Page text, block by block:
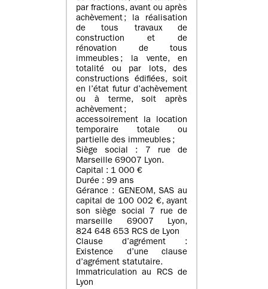
par fractions, avant ou après
achèvement ; la réalisation
de tous travaux de
construction et de
rénovation de tous
immeubles ; la vente, en
totalité ou par lots, des
constructions édifiées, soit
en l’état futur d’achèvement
ou à terme, soit après
achèvement ;
accessoirement la location
temporaire totale ou
partielle des immeubles ;
Siège social : 7 rue de
Marseille 69007 Lyon.
Capital : 1 000 €
Durée : 99 ans
Gérance : GENEOM, SAS au
capital de 100 002 €, ayant
son siège social 7 rue de
marseille 69007 Lyon,
824 648 653 RCS de Lyon
Clause d’agrément :
Existence d’une clause
d’agrément statutaire.
Immatriculation au RCS de
Lyon